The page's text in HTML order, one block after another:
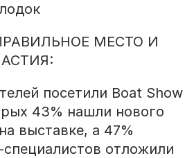
МЕСТО И
посетили Boat Show
43% нашли нового
выставке, а 47%
специалистов отложили